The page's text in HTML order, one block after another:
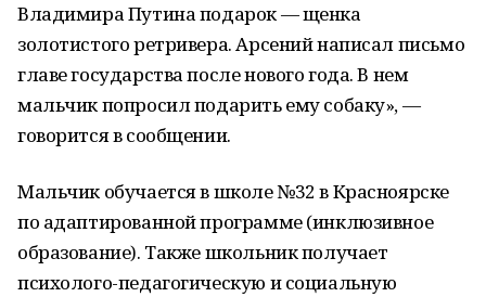
Владимира Путина подарок — щенка
золотистого ретривера. Арсений написал письмо
главе государства после нового года. В нем
мальчик попросил подарить ему собаку», —
говорится в сообщении.
Мальчик обучается в школе №32 в Красноярске
по адаптированной программе (инклюзивное
образование). Также школьник получает
психолого-педагогическую и социальную